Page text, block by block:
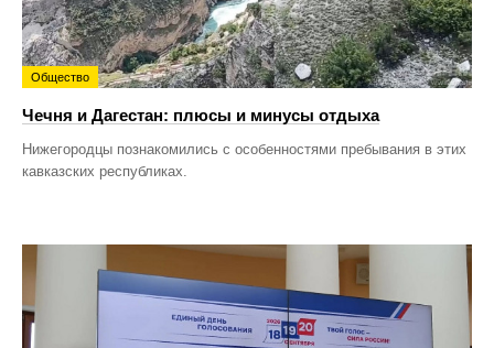
Общество
Чечня и Дагестан: плюсы и минусы отдыха
Нижегородцы познакомились с особенностями пребывания в этих
кавказских республиках.